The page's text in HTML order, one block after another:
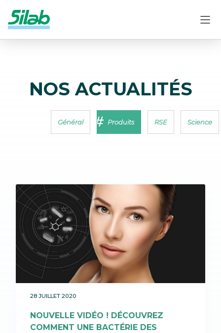
NOS ACTUALITÉS
Général Produits RSE Science
28 JUILLET 2020
NOUVELLE VIDÉO ! DÉCOUVREZ
COMMENT UNE BACTÉRIE DES